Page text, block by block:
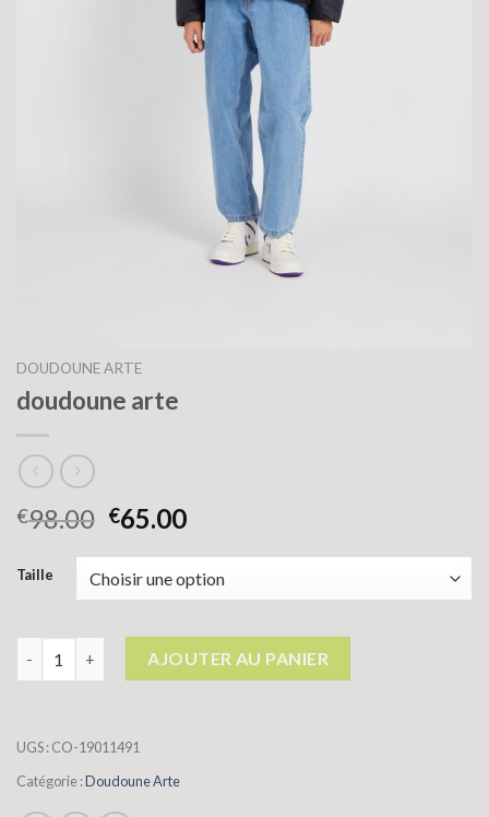
DOUDOUNE ARTE
doudoune arte
€98.00 €65.00
Taille
quantité de doudoune arteAJOUTER AU PANIER
UGS :CO-19011491
Catégorie :Doudoune Arte